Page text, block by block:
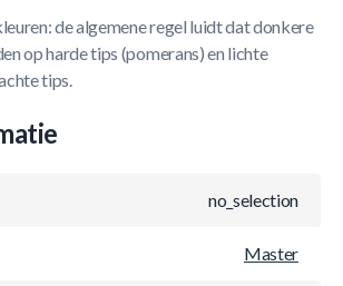
de algemene regel luidt dat donkere
op harde tips (pomerans) en lichte
tips.
no_selection
Master